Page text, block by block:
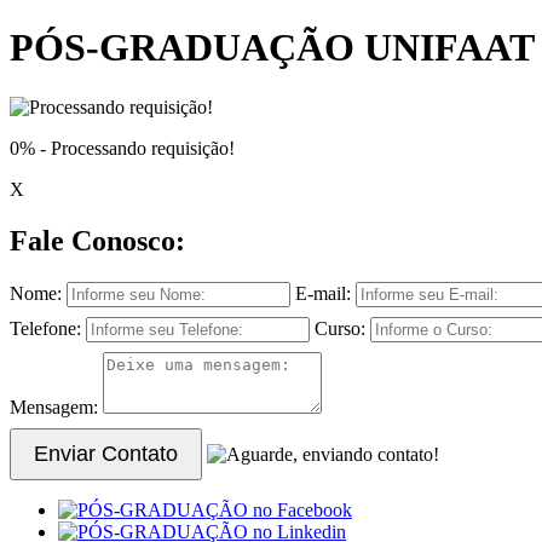
PÓS-GRADUAÇÃO UNIFAAT
0% - Processando requisição!
X
Fale Conosco:
Nome:
E-mail:
Telefone:
Curso:
Mensagem:
Enviar Contato